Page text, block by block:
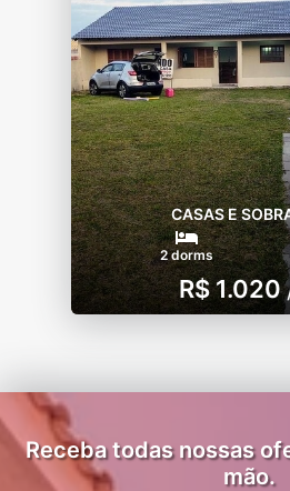
CASAS E
2 dorms
R$ 1.020
Receba todas nossas
mão.